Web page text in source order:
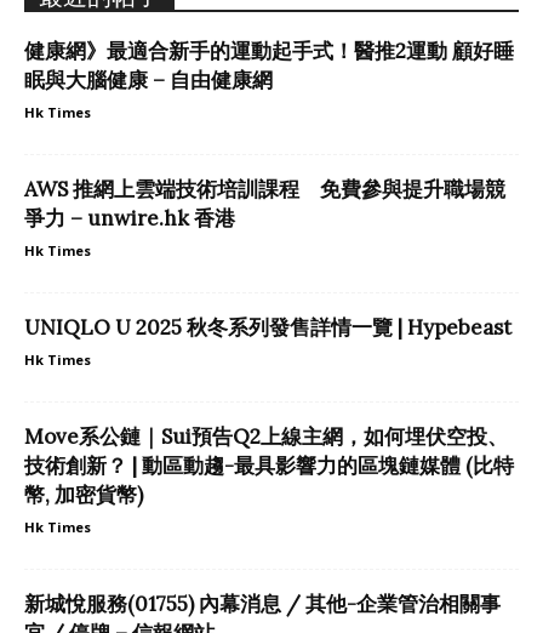
健康網》最適合新手的運動起手式！醫推2運動 顧好睡
眠與大腦健康 – 自由健康網
Hk Times
AWS 推網上雲端技術培訓課程 免費參與提升職場競
爭力 – unwire.hk 香港
Hk Times
UNIQLO U 2025 秋冬系列發售詳情一覽 | Hypebeast
Hk Times
Move系公鏈｜Sui預告Q2上線主網，如何埋伏空投、
技術創新？ | 動區動趨-最具影響力的區塊鏈媒體 (比特
幣, 加密貨幣)
Hk Times
新城悅服務(01755) 內幕消息 / 其他-企業管治相關事